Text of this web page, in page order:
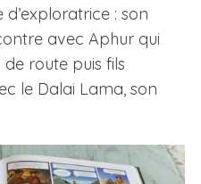
: son
avec Aphur qui
route puis fils
le Dalai Lama, son